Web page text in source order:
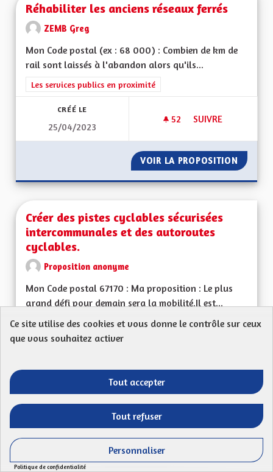
Réhabiliter les anciens réseaux ferrés
ZEMB Greg
Mon Code postal (ex : 68 000) : Combien de km de
rail sont laissés à l'abandon alors qu'ils...
Filtrer les résultats de la catégorie : Les services publics en
Les services publics en proximité
CRÉÉ LE
25/04/2023
52 52 ABONNÉS
SUIVRE
VOIR LA PROPOSITION
Créer des pistes cyclables sécurisées
intercommunales et des autoroutes
cyclables.
Proposition anonyme
Mon Code postal 67170 : Ma proposition : Le plus
grand défi pour demain sera la mobilité.Il est...
Filtrer les résultats de la catégorie : Les transitions
Les transitions énergétiques, écologiques,
environnementales et climatiques
52 52 ABONNÉS
SUIVRE
CRÉER DES
VOIR LA PROPOSITION
Ce site utilise des cookies et vous donne le contrôle sur ceux
que vous souhaitez activer
Tout accepter
Tout refuser
Personnaliser
Politique de confidentialité